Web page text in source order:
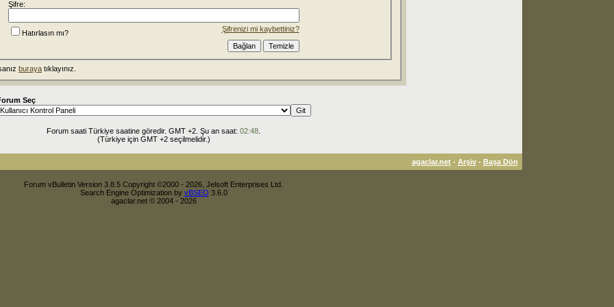
Şifre:
Şifrenizi mi kaybettiniz?
Hatırlasın mı?
buraya tıklayınız.
Seç
Forum saati Türkiye saatine göredir. GMT +2. Şu an saat: 02:48
(Türkiye için GMT +2 seçilmelidir.)
agaclar.net- Arşiv- Başa Dön
Forum vBulletin Version 3.8.5 Copyright ©2000 - 2026, Jelsoft Enterprises Ltd.
Search Engine Optimization by vBSEO 3.6.0
agaclar.net © 2004 - 2026